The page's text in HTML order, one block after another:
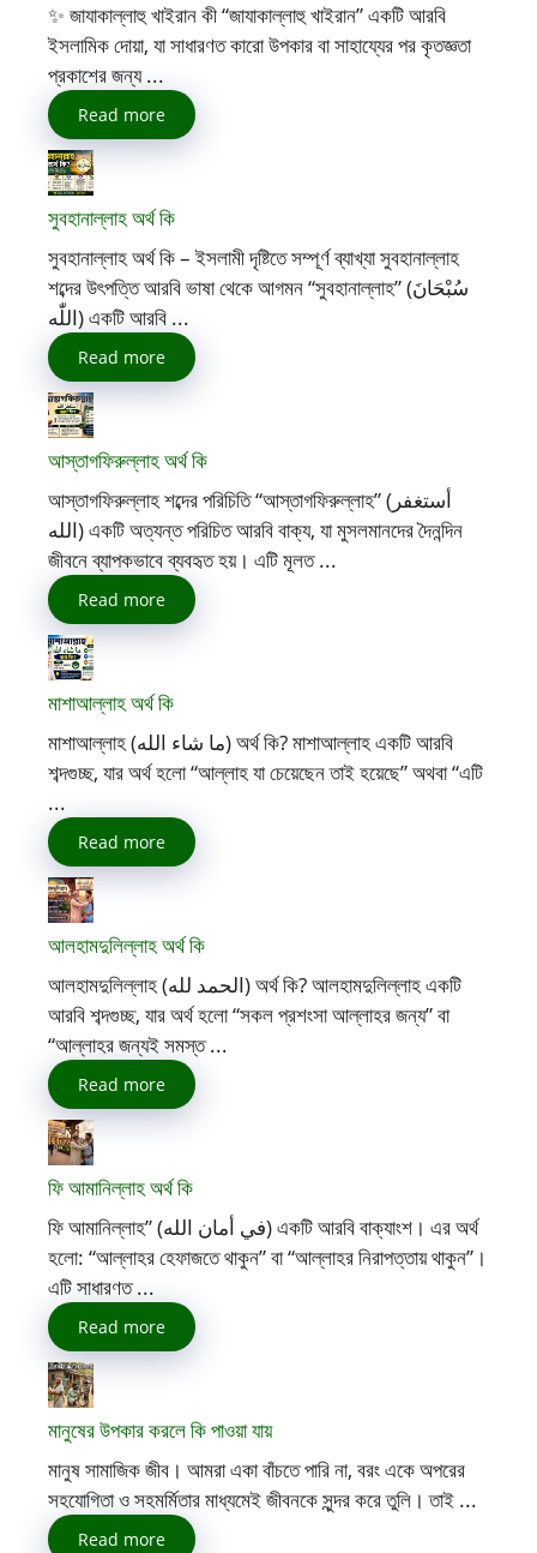
✨ জাযাকাল্লাহু খাইরান কী “জাযাকাল্লাহু খাইরান” একটি আরবি
ইসলামিক দোয়া, যা সাধারণত কারো উপকার বা সাহায্যের পর কৃতজ্ঞতা
প্রকাশের জন্য ...
Read more
সুবহানাল্লাহ অর্থ কি
সুবহানাল্লাহ অর্থ কি – ইসলামী দৃষ্টিতে সম্পূর্ণ ব্যাখ্যা সুবহানাল্লাহ
শব্দের উৎপত্তি আরবি ভাষা থেকে আগমন “সুবহানাল্লাহ” (سُبْحَانَ
اللّٰه) একটি আরবি ...
Read more
আস্তাগফিরুল্লাহ অর্থ কি
আস্তাগফিরুল্লাহ শব্দের পরিচিতি “আস্তাগফিরুল্লাহ” (أستغفر
الله) একটি অত্যন্ত পরিচিত আরবি বাক্য, যা মুসলমানদের দৈনন্দিন
জীবনে ব্যাপকভাবে ব্যবহৃত হয়। এটি মূলত ...
Read more
মাশাআল্লাহ অর্থ কি
মাশাআল্লাহ (ما شاء الله) অর্থ কি? মাশাআল্লাহ একটি আরবি
শব্দগুচ্ছ, যার অর্থ হলো “আল্লাহ যা চেয়েছেন তাই হয়েছে” অথবা “এটি
...
Read more
আলহামদুলিল্লাহ অর্থ কি
আলহামদুলিল্লাহ (الحمد لله) অর্থ কি? আলহামদুলিল্লাহ একটি
আরবি শব্দগুচ্ছ, যার অর্থ হলো “সকল প্রশংসা আল্লাহর জন্য” বা
“আল্লাহর জন্যই সমস্ত ...
Read more
ফি আমানিল্লাহ অর্থ কি
ফি আমানিল্লাহ” (في أمان الله) একটি আরবি বাক্যাংশ। এর অর্থ
হলো: “আল্লাহর হেফাজতে থাকুন” বা “আল্লাহর নিরাপত্তায় থাকুন”।
এটি সাধারণত ...
Read more
মানুষের উপকার করলে কি পাওয়া যায়
মানুষ সামাজিক জীব। আমরা একা বাঁচতে পারি না, বরং একে অপরের
সহযোগিতা ও সহমর্মিতার মাধ্যমেই জীবনকে সুন্দর করে তুলি। তাই ...
Read more